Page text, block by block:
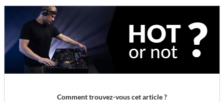
Comment trouvez-vous cet article ?